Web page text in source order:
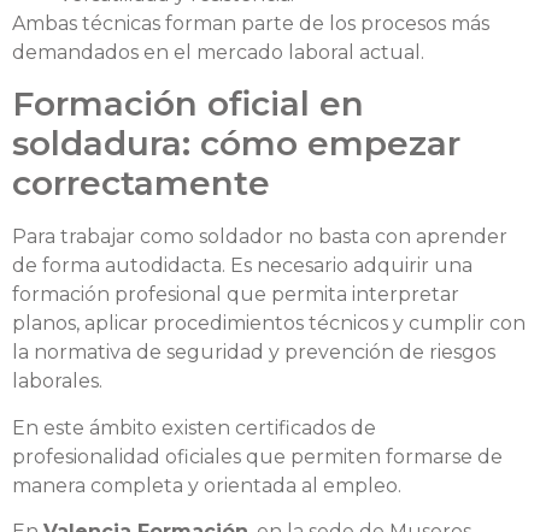
Ambas técnicas forman parte de los procesos más
demandados en el mercado laboral actual.
Formación oficial en
soldadura: cómo empezar
correctamente
Para trabajar como soldador no basta con aprender
de forma autodidacta. Es necesario adquirir una
formación profesional que permita interpretar
planos, aplicar procedimientos técnicos y cumplir con
la normativa de seguridad y prevención de riesgos
laborales.
En este ámbito existen certificados de
profesionalidad oficiales que permiten formarse de
manera completa y orientada al empleo.